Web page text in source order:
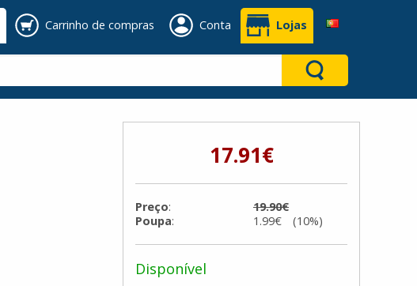
Carrinho de compras Conta Lojas
17.91€
Preço:
19.90€
Poupa: 1.99€ (10%)
Disponível